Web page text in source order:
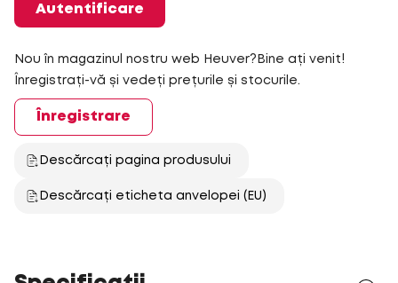
Autentificare
Nou în magazinul nostru web Heuver?Bine ați venit!
Înregistrați-vă și vedeți prețurile și stocurile.
Înregistrare
Descărcați pagina produsului
Descărcați eticheta anvelopei (EU)